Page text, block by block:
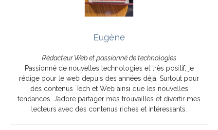
Eugène
Rédacteur Web et passionné de technologies
Passionné de nouvelles technologies et très positif, je
rédige pour le web depuis des années déjà. Surtout pour
des contenus Tech et Web ainsi que les nouvelles
tendances. J’adore partager mes trouvailles et divertir mes
lecteurs avec des contenus riches et intéressants.